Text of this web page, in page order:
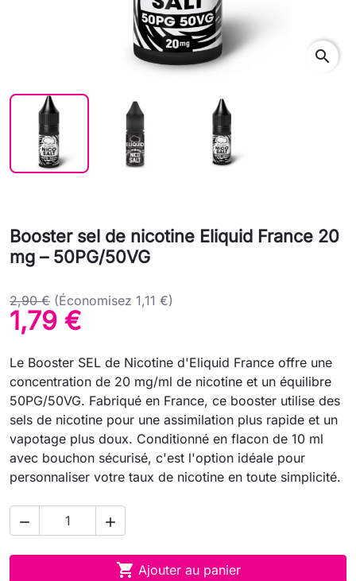
search
Booster sel de nicotine Eliquid France 20
mg – 50PG/50VG
2,90 € (Économisez 1,11 €)
1,79 €
Le Booster SEL de Nicotine d'Eliquid France offre une
concentration de 20 mg/ml de nicotine et un équilibre
50PG/50VG. Fabriqué en France, ce booster utilise des
sels de nicotine pour une assimilation plus rapide et un
vapotage plus doux. Conditionné en flacon de 10 ml
avec bouchon sécurisé, c'est l'option idéale pour
personnaliser votre taux de nicotine en toute simplicité.
 
 Ajouter au panier